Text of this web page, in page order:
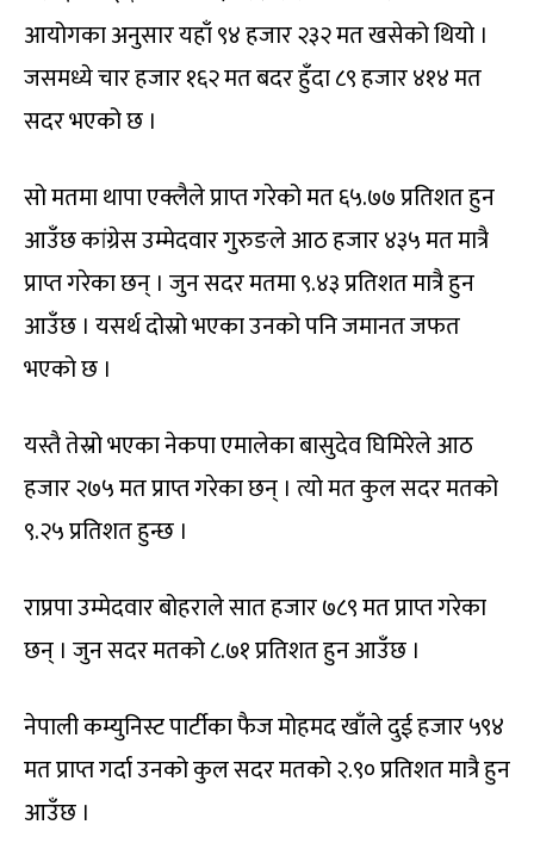
आयोगका अनुसार यहाँ ९४ हजार २३२ मत खसेको थियो ।
जसमध्ये चार हजार १६२ मत बदर हुँदा ८९ हजार ४१४ मत
सदर भएको छ ।
सो मतमा थापा एक्लैले प्राप्त गरेको मत ६५.७७ प्रतिशत हुन
आउँछ कांग्रेस उम्मेदवार गुरुङले आठ हजार ४३५ मत मात्रै
प्राप्त गरेका छन् । जुन सदर मतमा ९.४३ प्रतिशत मात्रै हुन
आउँछ । यसर्थ दोस्रो भएका उनको पनि जमानत जफत
भएको छ ।
यस्तै तेस्रो भएका नेकपा एमालेका बासुदेव घिमिरेले आठ
हजार २७५ मत प्राप्त गरेका छन् । त्यो मत कुल सदर मतको
९.२५ प्रतिशत हुन्छ ।
राप्रपा उम्मेदवार बोहराले सात हजार ७८९ मत प्राप्त गरेका
छन् । जुन सदर मतको ८.७१ प्रतिशत हुन आउँछ ।
नेपाली कम्युनिस्ट पार्टीका फैज मोहमद खाँले दुई हजार ५९४
मत प्राप्त गर्दा उनको कुल सदर मतको २.९० प्रतिशत मात्रै हुन
आउँछ ।